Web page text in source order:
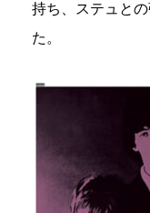
持ち、ステュと
た。